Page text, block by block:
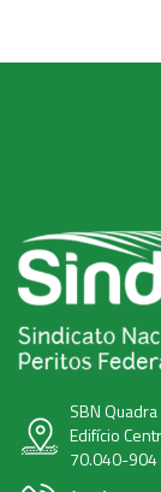
SBN
Edifício
70.040-904